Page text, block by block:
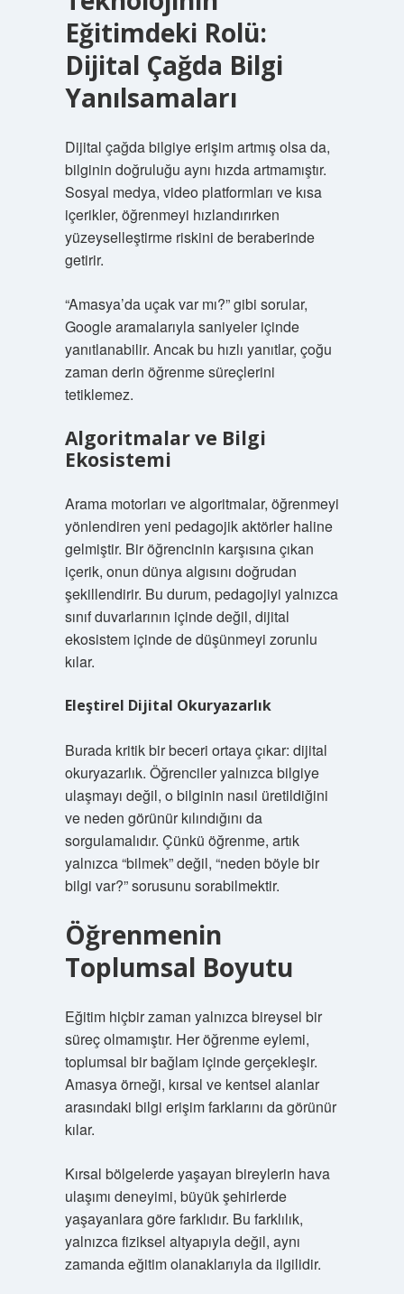
Eğitimdeki Rolü:
Dijital Çağda Bilgi
Yanılsamaları
Dijital çağda bilgiye erişim artmış olsa da,
bilginin doğruluğu aynı hızda artmamıştır.
Sosyal medya, video platformları ve kısa
içerikler, öğrenmeyi hızlandırırken
yüzeyselleştirme riskini de beraberinde
getirir.
“Amasya’da uçak var mı?” gibi sorular,
Google aramalarıyla saniyeler içinde
yanıtlanabilir. Ancak bu hızlı yanıtlar, çoğu
zaman derin öğrenme süreçlerini
tetiklemez.
Algoritmalar ve Bilgi
Ekosistemi
Arama motorları ve algoritmalar, öğrenmeyi
yönlendiren yeni pedagojik aktörler haline
gelmiştir. Bir öğrencinin karşısına çıkan
içerik, onun dünya algısını doğrudan
şekillendirir. Bu durum, pedagojiyi yalnızca
sınıf duvarlarının içinde değil, dijital
ekosistem içinde de düşünmeyi zorunlu
kılar.
Eleştirel Dijital Okuryazarlık
Burada kritik bir beceri ortaya çıkar: dijital
okuryazarlık. Öğrenciler yalnızca bilgiye
ulaşmayı değil, o bilginin nasıl üretildiğini
ve neden görünür kılındığını da
sorgulamalıdır. Çünkü öğrenme, artık
yalnızca “bilmek” değil, “neden böyle bir
bilgi var?” sorusunu sorabilmektir.
Öğrenmenin
Toplumsal Boyutu
Eğitim hiçbir zaman yalnızca bireysel bir
süreç olmamıştır. Her öğrenme eylemi,
toplumsal bir bağlam içinde gerçekleşir.
Amasya örneği, kırsal ve kentsel alanlar
arasındaki bilgi erişim farklarını da görünür
kılar.
Kırsal bölgelerde yaşayan bireylerin hava
ulaşımı deneyimi, büyük şehirlerde
yaşayanlara göre farklıdır. Bu farklılık,
yalnızca fiziksel altyapıyla değil, aynı
zamanda eğitim olanaklarıyla da ilgilidir.